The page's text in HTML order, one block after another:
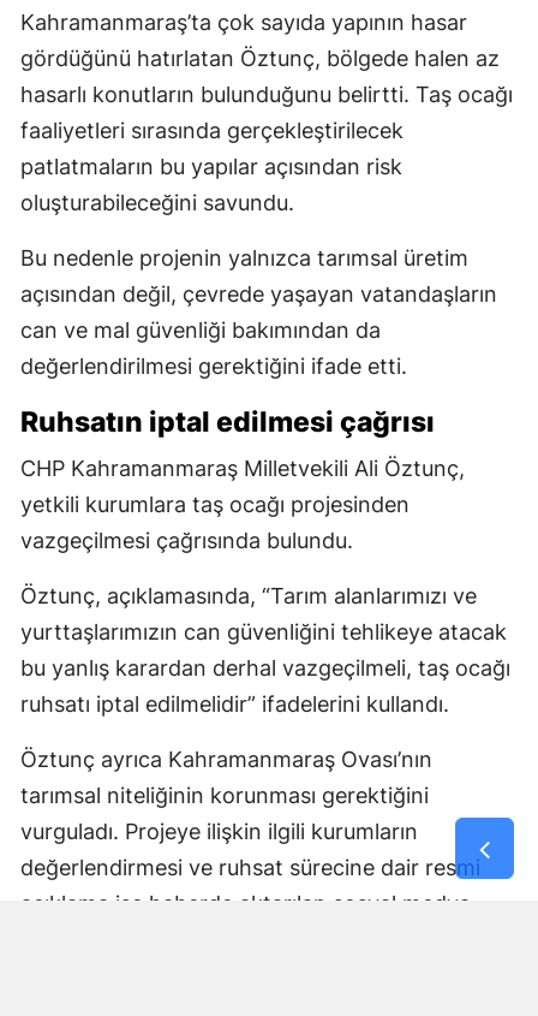
Kahramanmaraş’ta çok sayıda yapının hasar
gördüğünü hatırlatan Öztunç, bölgede halen az
hasarlı konutların bulunduğunu belirtti. Taş ocağı
faaliyetleri sırasında gerçekleştirilecek
patlatmaların bu yapılar açısından risk
oluşturabileceğini savundu.
Bu nedenle projenin yalnızca tarımsal üretim
açısından değil, çevrede yaşayan vatandaşların
can ve mal güvenliği bakımından da
değerlendirilmesi gerektiğini ifade etti.
Ruhsatın iptal edilmesi çağrısı
CHP Kahramanmaraş Milletvekili Ali Öztunç,
yetkili kurumlara taş ocağı projesinden
vazgeçilmesi çağrısında bulundu.
Öztunç, açıklamasında, “Tarım alanlarımızı ve
yurttaşlarımızın can güvenliğini tehlikeye atacak
bu yanlış karardan derhal vazgeçilmeli, taş ocağı
ruhsatı iptal edilmelidir” ifadelerini kullandı.
Öztunç ayrıca Kahramanmaraş Ovası’nın
tarımsal niteliğinin korunması gerektiğini
vurguladı. Projeye ilişkin ilgili kurumların
değerlendirmesi ve ruhsat sürecine dair resmi
açıklama ise haberde aktarılan sosyal medya